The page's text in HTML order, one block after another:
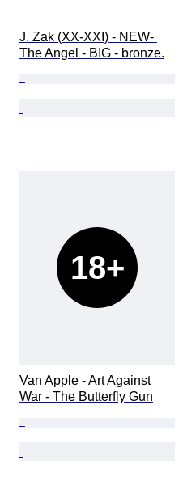
J. Zak (XX-XXI) - NEW-
The Angel - BIG - bronze.
18+
Van Apple - Art Against
War - The Butterfly Gun